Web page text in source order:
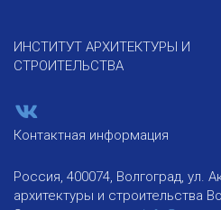
ИНСТИТУТ АРХИТЕКТУРЫ И
СТРОИТЕЛЬСТВА
Контактная информация
Россия, 400074, Волгоград, ул.
архитектуры и строительства